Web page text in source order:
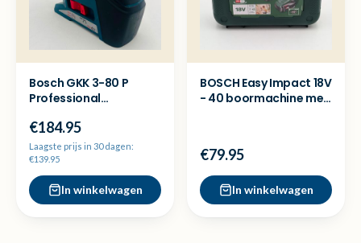
Bosch GKK 3-80 P
Professional
€184.95
Laagste prijs in 30 dagen:
€139.95
In winkelwagen
BOSCH Easy Impact 18V
- 40 boormachine met
€79.95
In winkelwagen